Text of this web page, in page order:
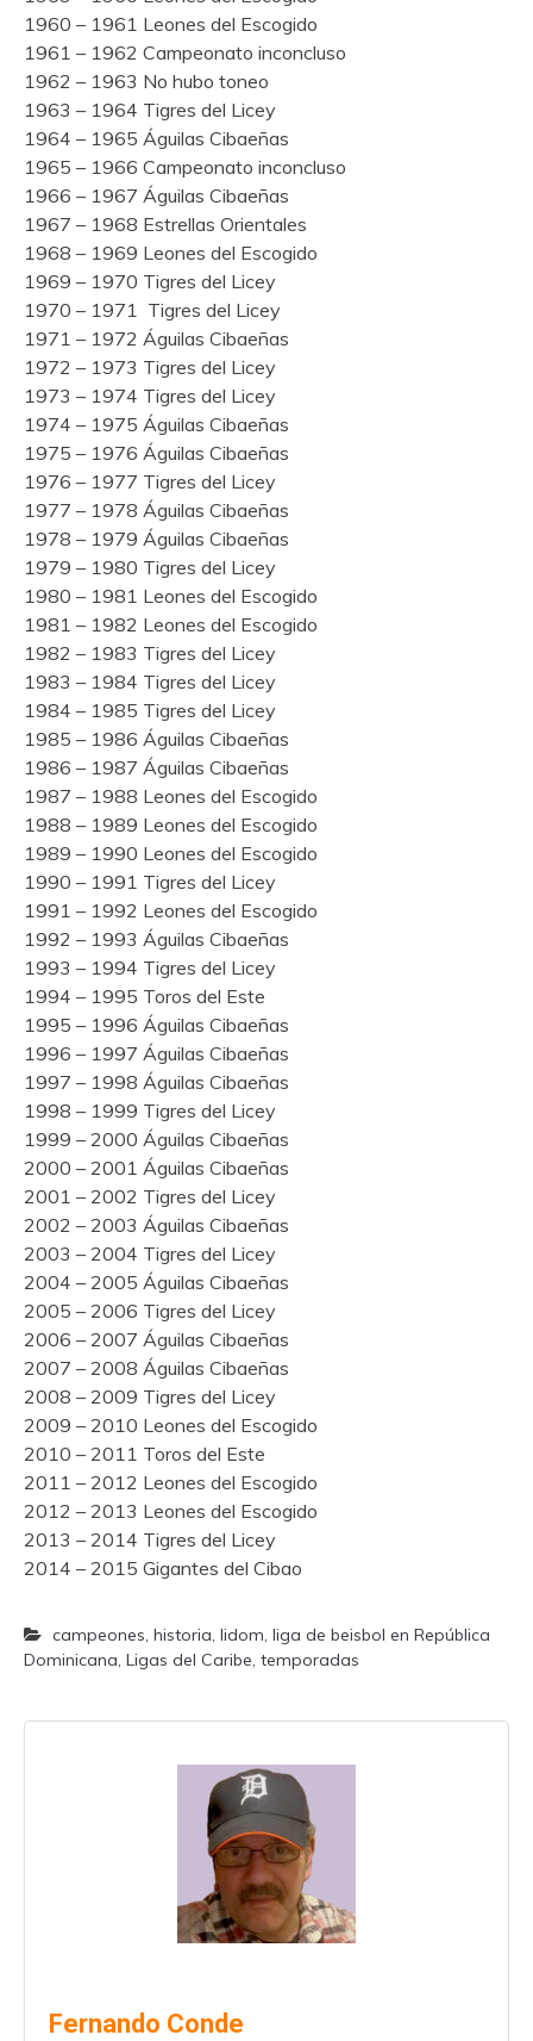
1960 – 1961 Leones del Escogido
1961 – 1962 Campeonato inconcluso
1962 – 1963 No hubo toneo
1963 – 1964 Tigres del Licey
1964 – 1965 Águilas Cibaeñas
1965 – 1966 Campeonato inconcluso
1966 – 1967 Águilas Cibaeñas
1967 – 1968 Estrellas Orientales
1968 – 1969 Leones del Escogido
1969 – 1970 Tigres del Licey
1970 – 1971 Tigres del Licey
1971 – 1972 Águilas Cibaeñas
1972 – 1973 Tigres del Licey
1973 – 1974 Tigres del Licey
1974 – 1975 Águilas Cibaeñas
1975 – 1976 Águilas Cibaeñas
1976 – 1977 Tigres del Licey
1977 – 1978 Águilas Cibaeñas
1978 – 1979 Águilas Cibaeñas
1979 – 1980 Tigres del Licey
1980 – 1981 Leones del Escogido
1981 – 1982 Leones del Escogido
1982 – 1983 Tigres del Licey
1983 – 1984 Tigres del Licey
1984 – 1985 Tigres del Licey
1985 – 1986 Águilas Cibaeñas
1986 – 1987 Águilas Cibaeñas
1987 – 1988 Leones del Escogido
1988 – 1989 Leones del Escogido
1989 – 1990 Leones del Escogido
1990 – 1991 Tigres del Licey
1991 – 1992 Leones del Escogido
1992 – 1993 Águilas Cibaeñas
1993 – 1994 Tigres del Licey
1994 – 1995 Toros del Este
1995 – 1996 Águilas Cibaeñas
1996 – 1997 Águilas Cibaeñas
1997 – 1998 Águilas Cibaeñas
1998 – 1999 Tigres del Licey
1999 – 2000 Águilas Cibaeñas
2000 – 2001 Águilas Cibaeñas
2001 – 2002 Tigres del Licey
2002 – 2003 Águilas Cibaeñas
2003 – 2004 Tigres del Licey
2004 – 2005 Águilas Cibaeñas
2005 – 2006 Tigres del Licey
2006 – 2007 Águilas Cibaeñas
2007 – 2008 Águilas Cibaeñas
2008 – 2009 Tigres del Licey
2009 – 2010 Leones del Escogido
2010 – 2011 Toros del Este
2011 – 2012 Leones del Escogido
2012 – 2013 Leones del Escogido
2013 – 2014 Tigres del Licey
2014 – 2015 Gigantes del Cibao
campeones, historia, lidom, liga de beisbol en República
Dominicana, Ligas del Caribe, temporadas
Fernando Conde